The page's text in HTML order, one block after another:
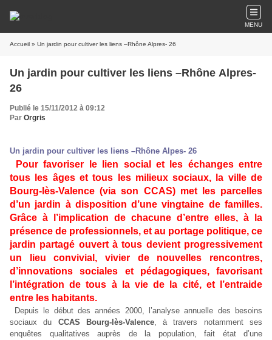
MENU
Accueil » Un jardin pour cultiver les liens –Rhône Alpres- 26
Un jardin pour cultiver les liens –Rhône Alpres-
26
Publié le 15/11/2012 à 09:12
Par Orgris
Un jardin pour cultiver les liens –Rhône Alpes- 26
Pour favoriser le lien social et les échanges entre
tous les âges et tous les milieux sociaux, la ville de
Bourg-lès-Valence (via son CCAS) met les parcelles
d’un jardin à disposition d’une vingtaine de familles.
Grâce à l’implication de chacune d’entre elles, à la
présence de professionnels, et au portage politique, ce
jardin partagé ouvert à tous devient progressivement
un lieu convivial, vivier de nouvelles rencontres,
d’innovations sociales et pédagogiques, favorisant
l’intégration de tous à la vie de la cité, et l’entraide
entre les habitants.
Depuis le début des années 2000, l’analyse annuelle des besoins
sociaux du CCAS Bourg-lès-Valence, à travers notamment ses
enquêtes qualitatives auprès de la population, fait état d’une